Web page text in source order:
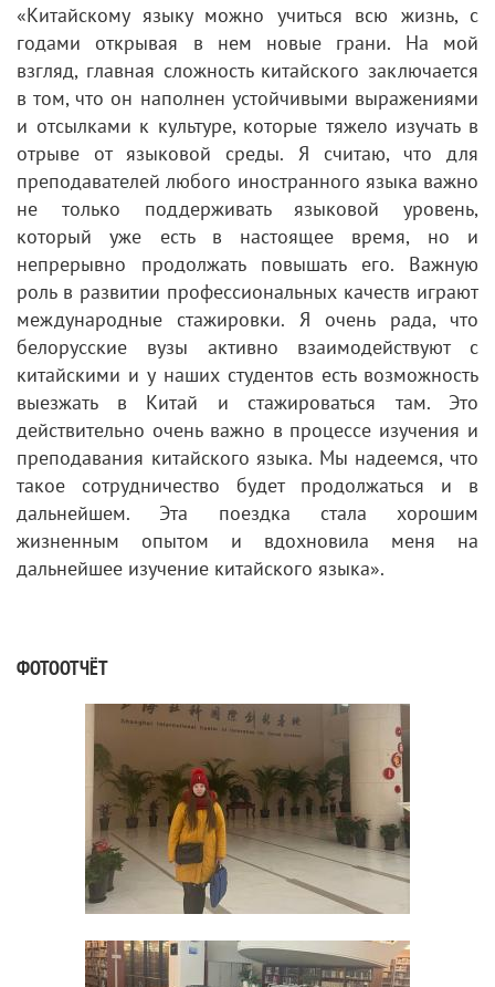
«Китайскому языку можно учиться всю жизнь, с
годами открывая в нем новые грани. На мой
взгляд, главная сложность китайского заключается
в том, что он наполнен устойчивыми выражениями
и отсылками к культуре, которые тяжело изучать в
отрыве от языковой среды. Я считаю, что для
преподавателей любого иностранного языка важно
не только поддерживать языковой уровень,
который уже есть в настоящее время, но и
непрерывно продолжать повышать его. Важную
роль в развитии профессиональных качеств играют
международные стажировки. Я очень рада, что
белорусские вузы активно взаимодействуют с
китайскими и у наших студентов есть возможность
выезжать в Китай и стажироваться там. Это
действительно очень важно в процессе изучения и
преподавания китайского языка. Мы надеемся, что
такое сотрудничество будет продолжаться и в
дальнейшем. Эта поездка стала хорошим
жизненным опытом и вдохновила меня на
дальнейшее изучение китайского языка».
ФОТООТЧЁТ